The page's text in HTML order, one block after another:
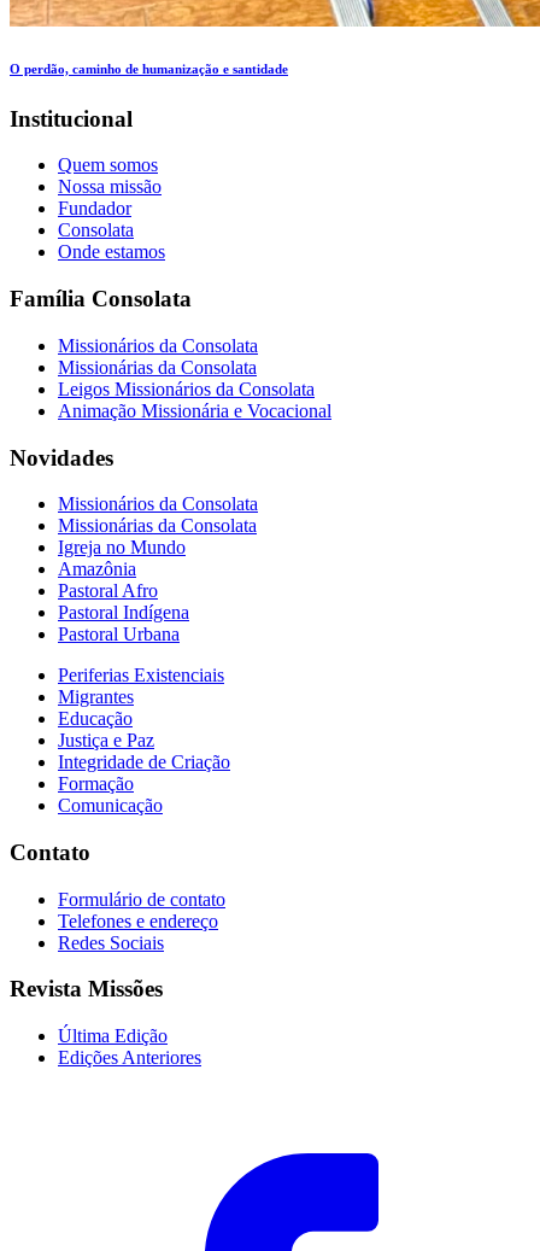
O perdão, caminho de humanização e santidade
Institucional
Quem somos
Nossa missão
Fundador
Consolata
Onde estamos
Família Consolata
Missionários da Consolata
Missionárias da Consolata
Leigos Missionários da Consolata
Animação Missionária e Vocacional
Novidades
Missionários da Consolata
Missionárias da Consolata
Igreja no Mundo
Amazônia
Pastoral Afro
Pastoral Indígena
Pastoral Urbana
Periferias Existenciais
Migrantes
Educação
Justiça e Paz
Integridade de Criação
Formação
Comunicação
Contato
Formulário de contato
Telefones e endereço
Redes Sociais
Revista Missões
Última Edição
Edições Anteriores